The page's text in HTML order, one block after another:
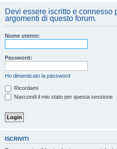
Devi essere iscritto e connesso
argomenti di questo forum.
Nome utente:
Password:
Ho dimenticato la password
Ricordami
Nascondi il mio stato per questa sessione
ISCRIVITI